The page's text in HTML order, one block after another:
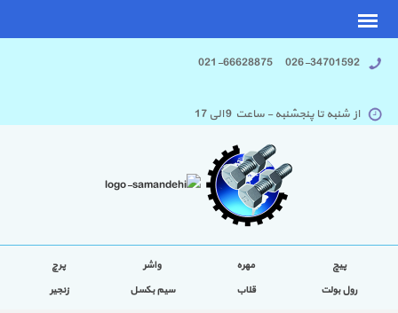
026-34701592 021-66628875
از شنبه تا پنجشنبه - ساعت 9 الی 17
پیچ مهره واشر
پرچ
رول بولت
قلاب سیم بکسل زنجیر